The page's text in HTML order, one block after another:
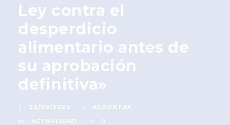
Ley contra el
desperdicio
alimentario antes de
su aprobación
definitiva»
22/09/2023
ACOUNTAX
ACTUALIDAD
0